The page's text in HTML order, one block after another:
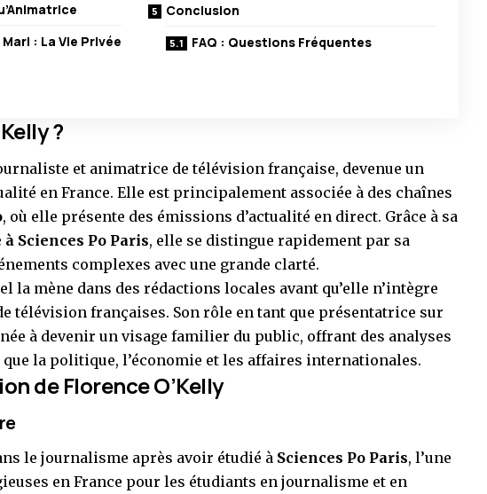
: La Vie Privée
Conclusion
FAQ : Questions Fréquentes
?
et animatrice de télévision française, devenue un
en France. Elle est principalement associée à des chaînes
, où elle présente des émissions d’actualité en direct. Grâce à sa
Sciences Po Paris, elle se distingue rapidement par sa
complexes avec une grande clarté.
la mène dans des rédactions locales avant qu’elle n’intègre
télévision françaises. Son rôle en tant que présentatrice sur
à devenir un visage familier du public, offrant des analyses
la politique, l’économie et les affaires internationales.
de Florence O’Kelly
le journalisme après avoir étudié à Sciences Po Paris, l’une
en France pour les étudiants en journalisme et en